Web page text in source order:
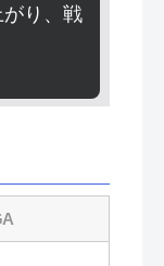
り、戦